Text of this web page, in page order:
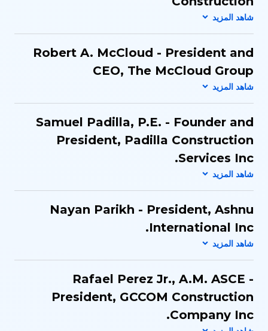
Robert A. McCloud - President and
CEO, The McCloud Group
Samuel Padilla, P.E. - Founder and
President​, Padilla Construction
Services Inc.​
Nayan Parikh - President, Ashnu
International Inc.
Rafael Perez Jr., A.M. ASCE -
President​, GCCOM Construction
Company Inc.​